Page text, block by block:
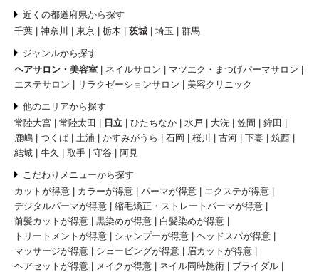
近くの都道府県から探す
千葉
神奈川 東京 栃木 茨城 埼玉 群馬
ジャンルから探す
ヘアサロン・美容室
ネイルサロン
マツエク・まつげパーマサロン
エステサロン
リラクゼーションサロン 美容クリニック
他のエリアから探す
常陸大宮
常陸太田 日立 ひたちなか 水戸 大洗 笠間
鉾田
鹿嶋
つくば 土浦 かすみがうら 石岡 桜川 古河 下妻
筑西
結城
牛久 取手 守谷 阿見
こだわりメニューから探す
カットが得意
カラーが得意 パーマが得意
エクステが得意
デジタルパーマが得意
縮毛矯正・ストレートパーマが得意
前髪カットが得意
黒染めが得意
白髪染めが得意
トリートメントが得意
シャンプーが得意
ヘッドスパが得意
マッサージが得意
シェービングが得意
眉カットが得意
ヘアセットが得意
メイクが得意 ネイル同時施術
ブライダル